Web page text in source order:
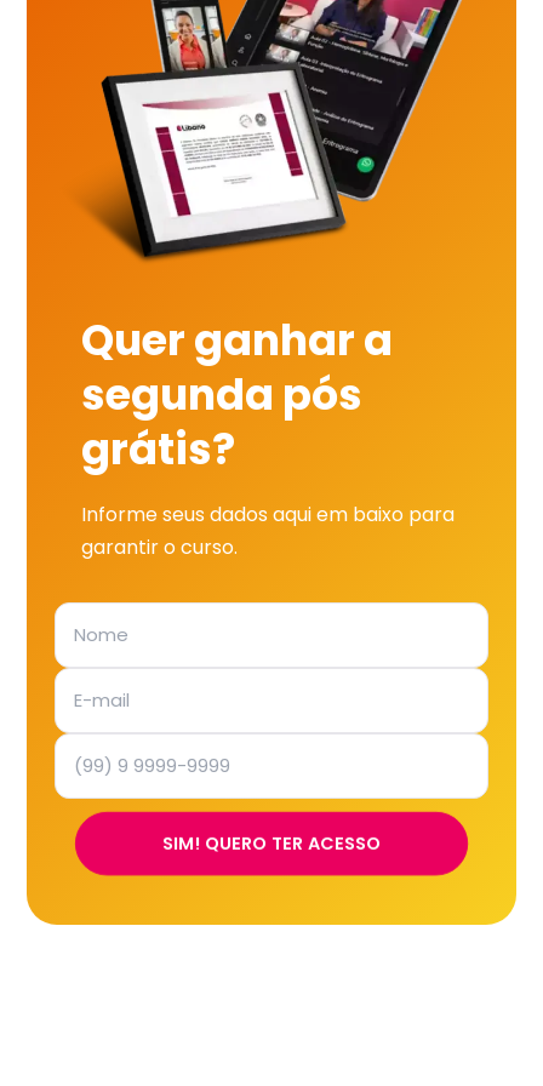
Quer ganhar a
segunda pós
grátis?
Informe seus dados aqui em baixo para
garantir o curso.
SIM! QUERO TER ACESSO